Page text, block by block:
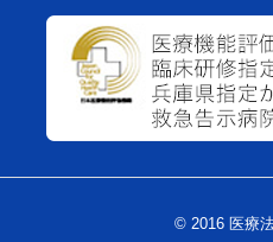
© 2016 医療